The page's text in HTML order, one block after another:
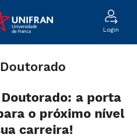
Login
a porta
o próximo nível
carreira!